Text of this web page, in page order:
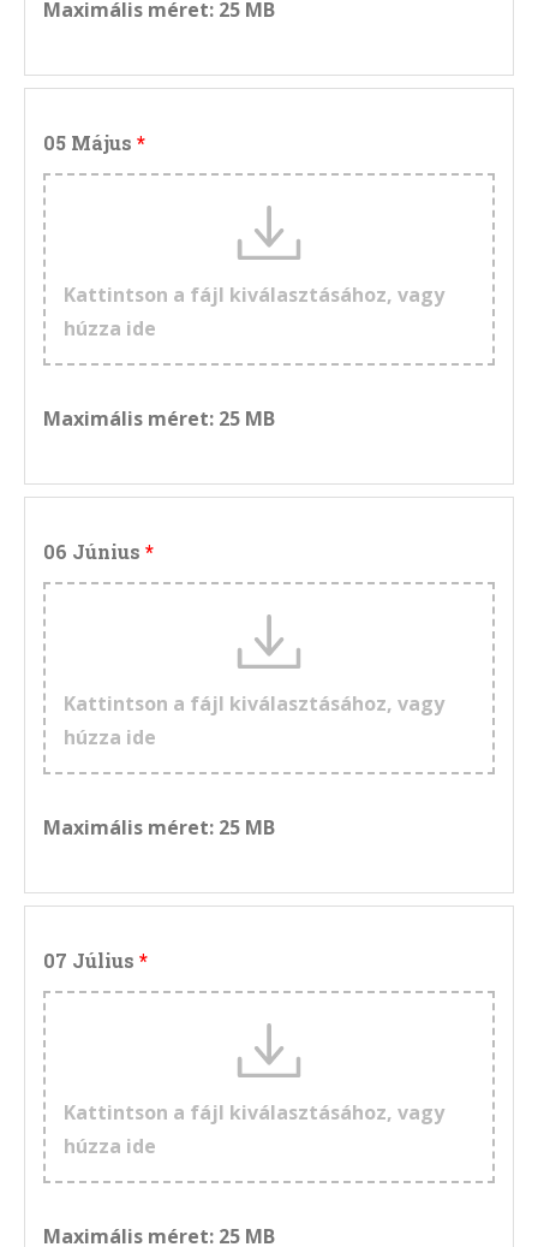
Maximális méret: 25 MB
05 Május
Kattintson a fájl kiválasztásához, vagy
húzza ide
Maximális méret: 25 MB
06 Június
Kattintson a fájl kiválasztásához, vagy
húzza ide
Maximális méret: 25 MB
07 Július
Kattintson a fájl kiválasztásához, vagy
húzza ide
Maximális méret: 25 MB